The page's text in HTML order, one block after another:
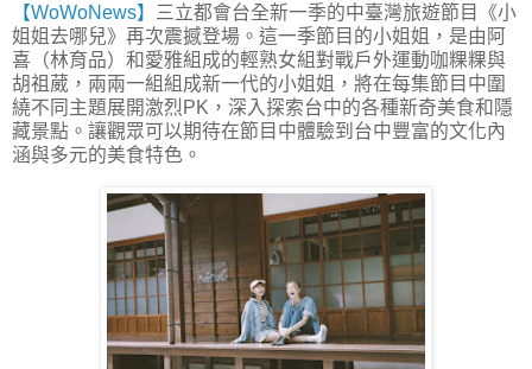
【WoWoNews】
三立都會台全新一季的中臺灣旅遊節目《小
姐姐去哪兒》再次震撼登場。這一季節目的小姐姐，是由阿
喜（林育品）和愛雅組成的輕熟女組對戰戶外運動咖粿粿與
胡祖葳，兩兩一組組成新一代的小姐姐，將在每集節目中圍
繞不同主題展開激烈PK，深入探索台中的各種新奇美食和隱
藏景點。讓觀眾可以期待在節目中體驗到台中豐富的文化內
涵與多元的美食特色。